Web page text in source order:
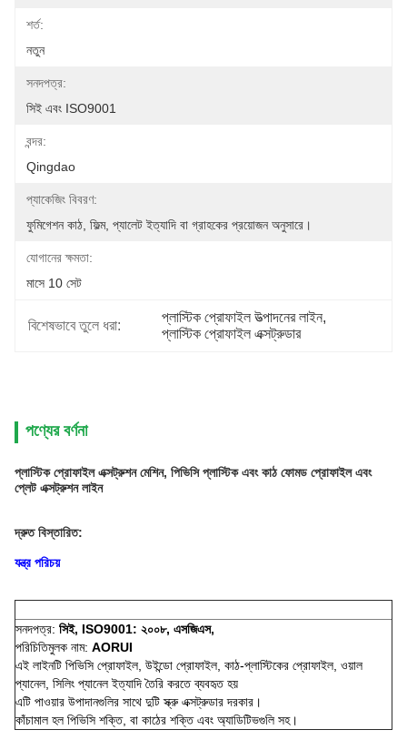
শর্ত:
নতুন
সনদপত্র:
সিই এবং ISO9001
বন্দর:
Qingdao
প্যাকেজিং বিবরণ:
ফুমিগেশন কাঠ, ফিল্ম, প্যালেট ইত্যাদি বা গ্রাহকের প্রয়োজন অনুসারে।
যোগানের ক্ষমতা:
মাসে 10 সেট
বিশেষভাবে তুলে ধরা:
প্লাস্টিক প্রোফাইল উত্পাদনের লাইন,
প্লাস্টিক প্রোফাইল এক্সট্রুডার
পণ্যের বর্ণনা
প্লাস্টিক প্রোফাইল এক্সট্রুশন মেশিন, পিভিসি প্লাস্টিক এবং কাঠ ফোমড প্রোফাইল এবং
প্লেট এক্সট্রুশন লাইন
দ্রুত বিস্তারিত:
যন্ত্র পরিচয়
সনদপত্র: সিই, ISO9001: ২০০৮, এসজিএস,
পরিচিতিমুলক নাম: AORUI
এই লাইনটি পিভিসি প্রোফাইল, উইন্ডো প্রোফাইল, কাঠ-প্লাস্টিকের প্রোফাইল, ওয়াল
প্যানেল, সিলিং প্যানেল ইত্যাদি তৈরি করতে ব্যবহৃত হয়
এটি পাওয়ার উপাদানগুলির সাথে দুটি স্ক্রু এক্সট্রুডার দরকার।
কাঁচামাল হল পিভিসি শক্তি, বা কাঠের শক্তি এবং অ্যাডিটিভগুলি সহ।